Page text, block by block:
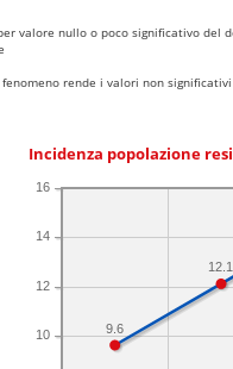
valore nullo o poco significativo del
rende i valori non significativi
Incidenza popolazione
10
12
14
16
12.1
9.6